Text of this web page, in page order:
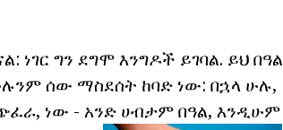
ነገር ግን ደግሞ እንግዶች ይገባል. ይህ በዓል
ሰው ማስደሰት ከባድ ነው: በኋላ ሁሉ,
ነው - አንድ ሀብታም በዓል, እንዲሁም